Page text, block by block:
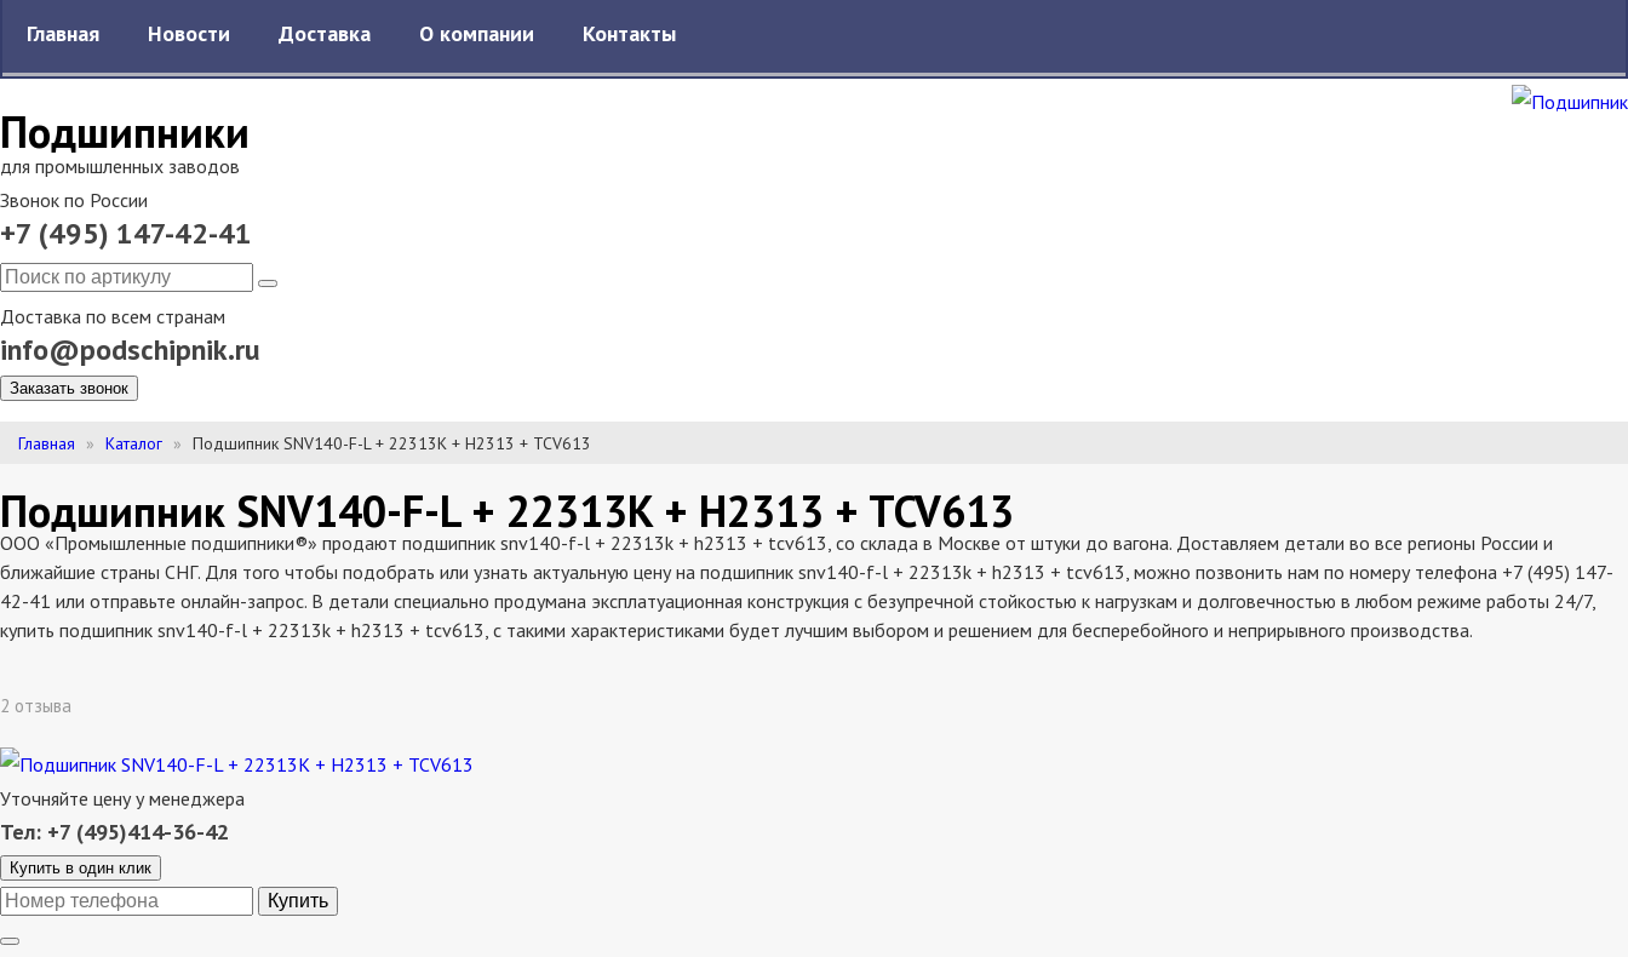
Подшипники
для промышленных заводов
Звонок по России
+7 (495) 147-42-41
Доставка по всем странам
info@podschipnik.ru
Заказать звонок
Главная Новости Доставка О компании Контакты
Главная Каталог Подшипник SNV140-F-L + 22313K + H2313 + TCV613
Подшипник SNV140-F-L + 22313K + H2313 + TCV613
ООО «Промышленные подшипники®» продают подшипник snv140-f-l + 22313k + h2313 + tcv613, со склада в Москве от штуки до вагона. Доставляем детали во все регионы России и
ближайшие страны СНГ. Для того чтобы подобрать или узнать актуальную цену на подшипник snv140-f-l + 22313k + h2313 + tcv613, можно позвонить нам по номеру телефона +7 (495) 147-
42-41 или отправьте онлайн-запрос. В детали специально продумана эксплатуационная конструкция с безупречной стойкостью к нагрузкам и долговечностью в любом режиме работы 24/7,
купить подшипник snv140-f-l + 22313k + h2313 + tcv613, с такими характеристиками будет лучшим выбором и решением для бесперебойного и неприрывного производства.
2 отзыва
Уточняйте цену у менеджера
Тел: +7 (495)414-36-42
Купить в один клик